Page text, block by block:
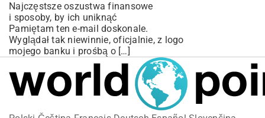
Najczęstsze oszustwa finansowe
i sposoby, by ich uniknąć
Pamiętam ten e-mail doskonale.
Wyglądał tak niewinnie, oficjalnie, z logo
mojego banku i prośbą o […]